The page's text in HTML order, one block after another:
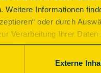
Weitere Informationen
oder durch
Verarbeitung Ihrer
erforderlich und kann
werden nur
Externe
e.V.
Stilllegung